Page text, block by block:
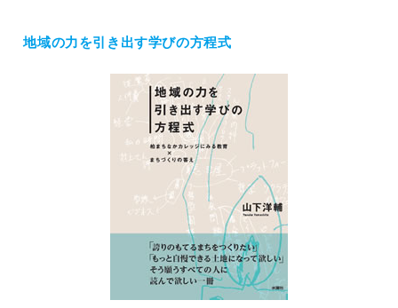
リ
地域の力を引き出す学びの方程式